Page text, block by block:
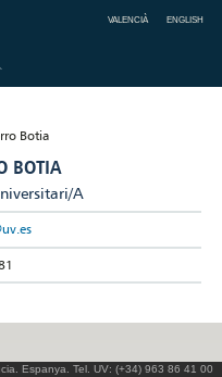
VALENCIÀ ENGLISH
BOTIA
A
Espanya. Tel. UV: (+34) 963 86 41 00